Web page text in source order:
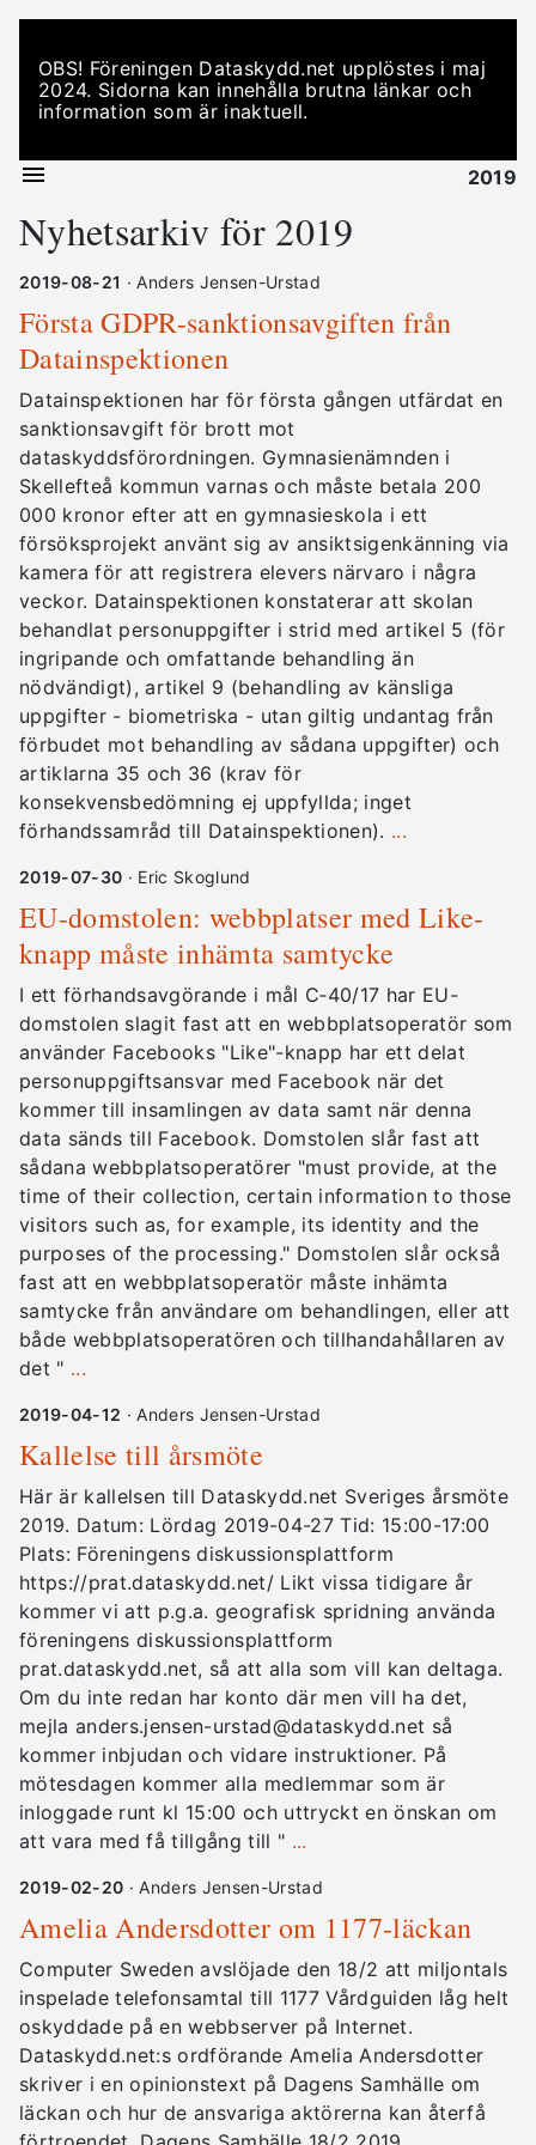
OBS! Föreningen Dataskydd.net upplöstes i maj
2024. Sidorna kan innehålla brutna länkar och
information som är inaktuell.
2019
Nyhetsarkiv för 2019
2019-08-21 · Anders Jensen-Urstad
Första GDPR-sanktionsavgiften från
Datainspektionen
Datainspektionen har för första gången utfärdat en
sanktionsavgift för brott mot
dataskyddsförordningen. Gymnasienämnden i
Skellefteå kommun varnas och måste betala 200
000 kronor efter att en gymnasieskola i ett
försöksprojekt använt sig av ansiktsigenkänning via
kamera för att registrera elevers närvaro i några
veckor. Datainspektionen konstaterar att skolan
behandlat personuppgifter i strid med artikel 5 (för
ingripande och omfattande behandling än
nödvändigt), artikel 9 (behandling av känsliga
uppgifter - biometriska - utan giltig undantag från
förbudet mot behandling av sådana uppgifter) och
artiklarna 35 och 36 (krav för
konsekvensbedömning ej uppfyllda; inget
förhandssamråd till Datainspektionen). ...
2019-07-30 · Eric Skoglund
EU-domstolen: webbplatser med Like-
knapp måste inhämta samtycke
I ett förhandsavgörande i mål C‑40/17 har EU-
domstolen slagit fast att en webbplatsoperatör som
använder Facebooks "Like"-knapp har ett delat
personuppgiftsansvar med Facebook när det
kommer till insamlingen av data samt när denna
data sänds till Facebook. Domstolen slår fast att
sådana webbplatsoperatörer "must provide, at the
time of their collection, certain information to those
visitors such as, for example, its identity and the
purposes of the processing." Domstolen slår också
fast att en webbplatsoperatör måste inhämta
samtycke från användare om behandlingen, eller att
både webbplatsoperatören och tillhandahållaren av
det " ...
2019-04-12 · Anders Jensen-Urstad
Kallelse till årsmöte
Här är kallelsen till Dataskydd.net Sveriges årsmöte
2019. Datum: Lördag 2019-04-27 Tid: 15:00-17:00
Plats: Föreningens diskussionsplattform
https://prat.dataskydd.net/ Likt vissa tidigare år
kommer vi att p.g.a. geografisk spridning använda
föreningens diskussionsplattform
prat.dataskydd.net, så att alla som vill kan deltaga.
Om du inte redan har konto där men vill ha det,
mejla anders.jensen-urstad@dataskydd.net så
kommer inbjudan och vidare instruktioner. På
mötesdagen kommer alla medlemmar som är
inloggade runt kl 15:00 och uttryckt en önskan om
att vara med få tillgång till " ...
2019-02-20 · Anders Jensen-Urstad
Amelia Andersdotter om 1177-läckan
Computer Sweden avslöjade den 18/2 att miljontals
inspelade telefonsamtal till 1177 Vårdguiden låg helt
oskyddade på en webbserver på Internet.
Dataskydd.net:s ordförande Amelia Andersdotter
skriver i en opinionstext på Dagens Samhälle om
läckan och hur de ansvariga aktörerna kan återfå